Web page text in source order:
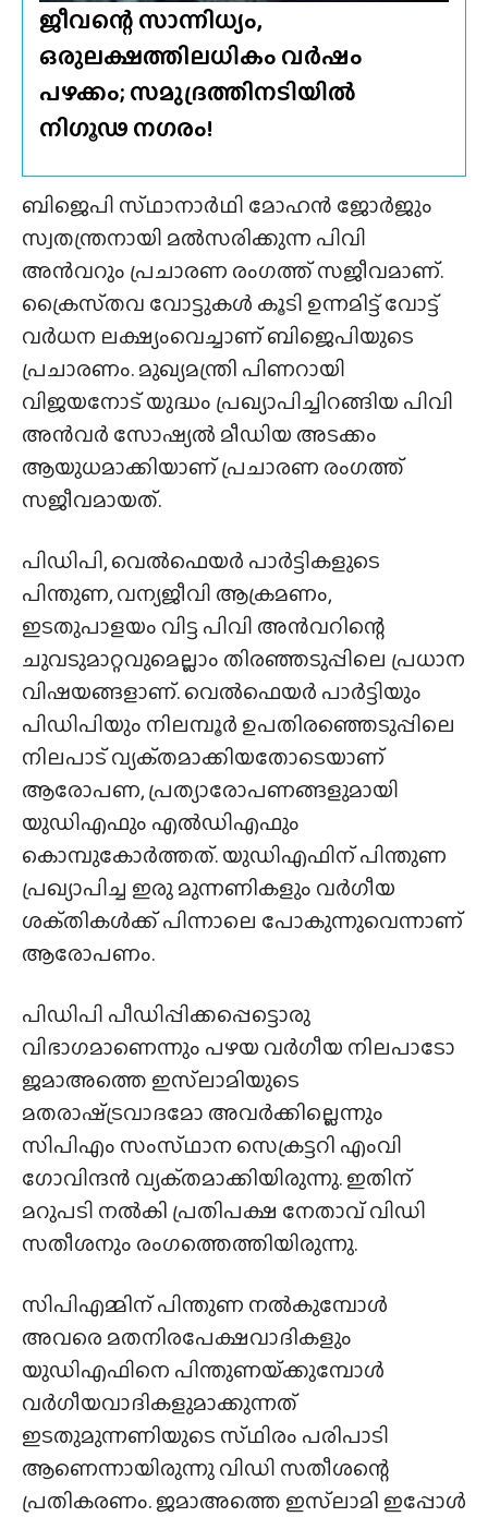
ജീവന്റെ സാന്നിധ്യം,
ഒരുലക്ഷത്തിലധികം വർഷം
പഴക്കം; സമുദ്രത്തിനടിയിൽ
നിഗൂഢ നഗരം!
ബിജെപി സ്‌ഥാനാർഥി മോഹൻ ജോർജും
സ്വതന്ത്രനായി മൽസരിക്കുന്ന പിവി
അൻവറും പ്രചാരണ രംഗത്ത് സജീവമാണ്.
ക്രൈസ്‌തവ വോട്ടുകൾ കൂടി ഉന്നമിട്ട് വോട്ട്
വർധന ലക്ഷ്യംവെച്ചാണ് ബിജെപിയുടെ
പ്രചാരണം. മുഖ്യമന്ത്രി പിണറായി
വിജയനോട് യുദ്ധം പ്രഖ്യാപിച്ചിറങ്ങിയ പിവി
അൻവർ സോഷ്യൽ മീഡിയ അടക്കം
ആയുധമാക്കിയാണ് പ്രചാരണ രംഗത്ത്
സജീവമായത്.
പിഡിപി, വെൽഫെയർ പാർട്ടികളുടെ
പിന്തുണ, വന്യജീവി ആക്രമണം,
ഇടതുപാളയം വിട്ട പിവി അൻവറിന്റെ
ചുവടുമാറ്റവുമെല്ലാം തിരഞ്ഞടുപ്പിലെ പ്രധാന
വിഷയങ്ങളാണ്. വെൽഫെയർ പാർട്ടിയും
പിഡിപിയും നിലമ്പൂർ ഉപതിരഞ്ഞെടുപ്പിലെ
നിലപാട് വ്യക്‌തമാക്കിയതോടെയാണ്
ആരോപണ, പ്രത്യാരോപണങ്ങളുമായി
യുഡിഎഫും എൽഡിഎഫും
കൊമ്പുകോർത്തത്. യുഡിഎഫിന് പിന്തുണ
പ്രഖ്യാപിച്ച ഇരു മുന്നണികളും വർഗീയ
ശക്‌തികൾക്ക് പിന്നാലെ പോകുന്നുവെന്നാണ്
ആരോപണം.
പിഡിപി പീഡിപ്പിക്കപ്പെട്ടൊരു
വിഭാഗമാണെന്നും പഴയ വർഗീയ നിലപാടോ
ജമാഅത്തെ ഇസ്‌ലാമിയുടെ
മതരാഷ്‌ട്രവാദമോ അവർക്കില്ലെന്നും
സിപിഎം സംസ്‌ഥാന സെക്രട്ടറി എംവി
ഗോവിന്ദൻ വ്യക്‌തമാക്കിയിരുന്നു. ഇതിന്
മറുപടി നൽകി പ്രതിപക്ഷ നേതാവ് വിഡി
സതീശനും രംഗത്തെത്തിയിരുന്നു.
സിപിഎമ്മിന് പിന്തുണ നൽകുമ്പോൾ
അവരെ മതനിരപേക്ഷവാദികളും
യുഡിഎഫിനെ പിന്തുണയ്‌ക്കുമ്പോൾ
വർഗീയവാദികളുമാക്കുന്നത്
ഇടതുമുന്നണിയുടെ സ്‌ഥിരം പരിപാടി
ആണെന്നായിരുന്നു വിഡി സതീശന്റെ
പ്രതികരണം. ജമാഅത്തെ ഇസ്‌ലാമി ഇപ്പോൾ